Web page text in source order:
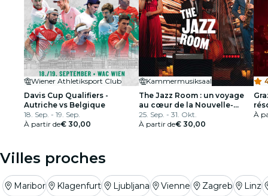
Wiener Athletiksport Club
Davis Cup Qualifiers -
Autriche vs Belgique
18. Sep. - 19. Sep.
À partir de€ 30,00
Kammermusiksaal
The Jazz Room : un voyage
au cœur de la Nouvelle-
Orléans
25. Sep. - 31. Okt.
À partir de€ 30,00
À
Villes proches
Maribor Klagenfurt Ljubljana Vienne Zagreb Linz